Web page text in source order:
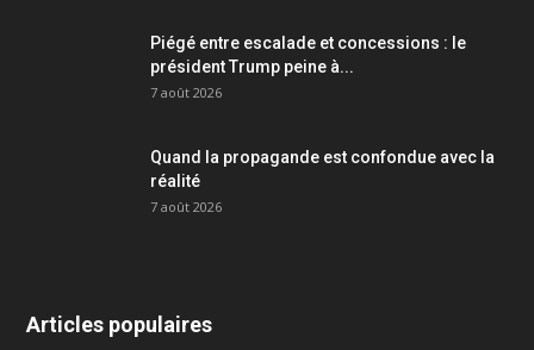
Piégé entre escalade et concessions : le
président Trump peine à...
7 août 2026
Quand la propagande est confondue avec la
réalité
7 août 2026
Articles populaires